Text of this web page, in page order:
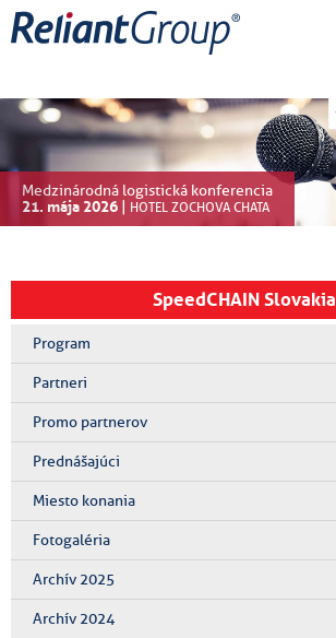
Medzinárodná logistická konferencia
21. mája 2026 | HOTEL ZOCHOVA CHATA
SpeedCHAIN Slovakia
Program
Partneri
Promo partnerov
Prednášajúci
Miesto konania
Fotogaléria
Archív 2025
Archív 2024